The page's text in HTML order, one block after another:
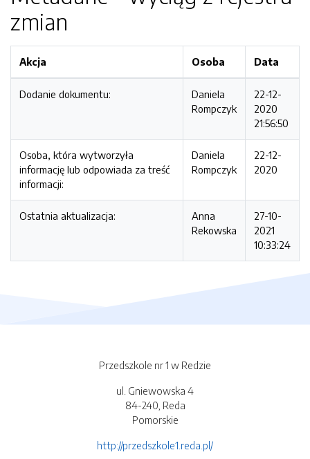
zmian
Akcja Osoba Data
Dodanie dokumentu:
Daniela
Rompczyk
22-12-
2020
21:56:50
Osoba, która wytworzyła
informację lub odpowiada za treść
informacji:
Daniela
Rompczyk
22-12-
2020
Ostatnia aktualizacja:
Anna
Rekowska
27-10-
2021
10:33:24
Przedszkole nr 1 w Redzie
ul. Gniewowska 4
84-240, Reda
Pomorskie
http://przedszkole1.reda.pl/